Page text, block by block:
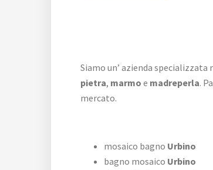
Siamo un’ azienda specializzata
pietra, marmo e madreperla.
mercato.
mosaico bagno Urbino
bagno mosaico Urbino